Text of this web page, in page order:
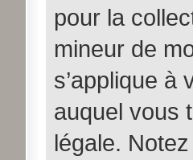
pour la
mineur de
s’applique à
auquel vous
légale.